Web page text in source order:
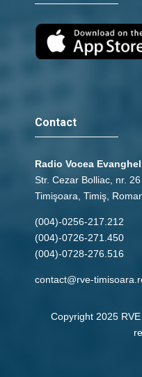
Contact
Radio Vocea
Str. Cezar Bolliac, nr. 26
Timişoara, Timiş,
(004)-0256-217.212
(004)-0726-271.450
(004)-0728-276.516
contact@rve-
Copyright 2025